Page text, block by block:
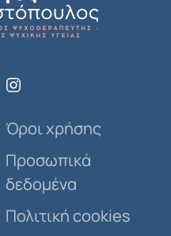
Όροι χρήσης
Προσωπικά
δεδομένα
Πολιτική cookies